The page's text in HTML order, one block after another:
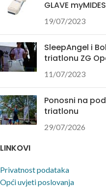
GLAVE
19/07/2023
SleepAngel i
triatlonu ZG
11/07/2023
Ponosni na
triatlonu
29/07/2026
LINKOVI
Privatnost podataka
Opći uvjeti poslovanja